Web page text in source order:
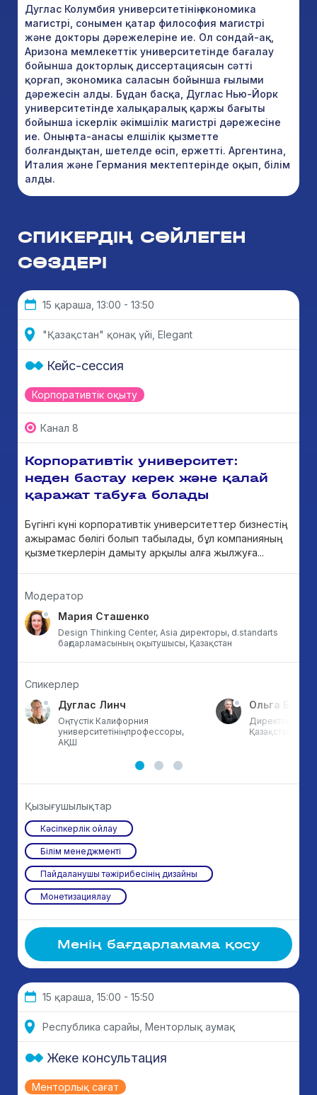
Дуглас Колумбия университетінің экономика
магистрі, сонымен қатар философия магистрі
және докторы дәрежелеріне ие. Ол сондай-ақ,
Аризона мемлекеттік университетінде бағалау
бойынша докторлық диссертациясын сәтті
қорғап, экономика саласын бойынша ғылыми
дәрежесін алды. Бұдан басқа, Дуглас Нью-Йорк
университетінде халықаралық қаржы бағыты
бойынша іскерлік әкімшілік магистрі дәрежесіне
ие. Оның ата-анасы елшілік қызметте
болғандықтан, шетелде өсіп, ержетті. Аргентина,
Италия және Германия мектептерінде оқып, білім
алды.
СПИКЕРДІҢ СӨЙЛЕГЕН
СӨЗДЕРІ
15 қараша, 13:00 - 13:50
"Қазақстан" қонақ үйі, Elegant
Корпоративтік оқыту
Кейс-сессия
Канал 8
Корпоративтік университет:
неден бастау керек және қалай
қаражат табуға болады
Бүгінгі күні корпоративтік университеттер бизнестің
ажырамас бөлігі болып табылады, бұл компанияның
қызметкерлерін дамыту арқылы алға жылжуға...
Модератор
Мария Сташенко
Design Thinking Center, Asia директоры, d.standarts
бағдарламасының оқытушысы, Қазақстан
Спикерлер
Дуглас Линч
Оңтүстік Калифорния
университетініңпрофессоры,
АҚШ
Ольга
Директор, BI
Қазақстан
Қызығушылықтар
Кәсіпкерлік ойлау
Білім менеджменті
Пайдаланушы тәжірибесінің дизайны
Монетизациялау
Менің бағдарламама қосу
15 қараша, 15:00 - 15:50
Республика сарайы, Менторлық аумақ
Менторлық сағат
Жеке консультация